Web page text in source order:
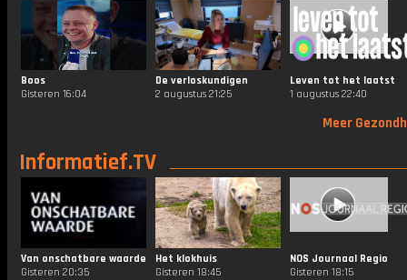
Boos
Gisteren 16:04
De verloskundigen
2 augustus 21:25
Leven tot het laatst
1 augustus 22:40
Meer
Informatief.TV
Van onschatbare waarde
Gisteren 20:35
Het klokhuis
Gisteren 18:45
NOS Journaal Regio
Gisteren 18:15